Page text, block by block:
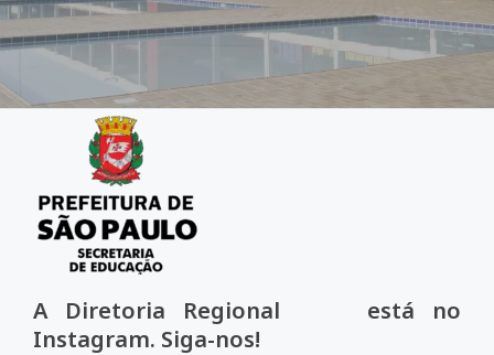
A Diretoria Regional está no
Instagram. Siga-nos!